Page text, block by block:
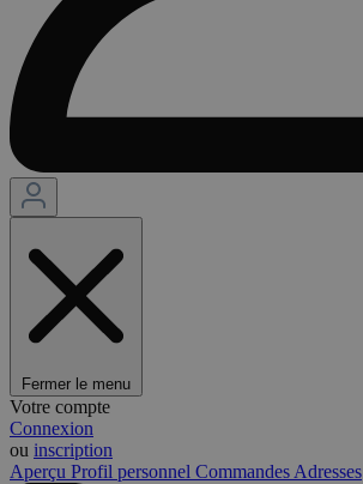
Fermer le menu
Votre compte
Connexion
ou inscription
Aperçu Profil personnel Commandes Adresses